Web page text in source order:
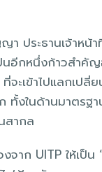
ประธานเจ้าหน้
นอีกหนึ่งก้าวสำ
จะเข้าไปแลกเ
ทั้งในด้านมาตร
สากล
าก UITP ให้เป็น